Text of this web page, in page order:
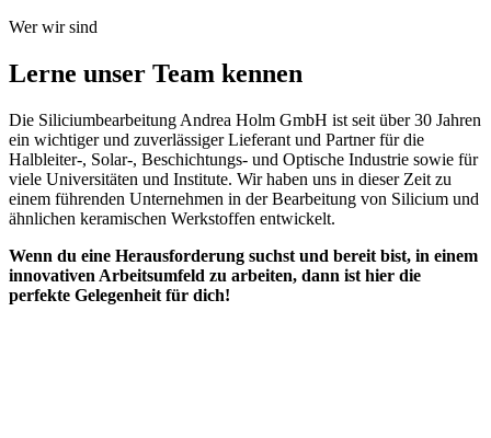
Wer wir sind
Lerne unser Team kennen
Die Siliciumbearbeitung Andrea Holm GmbH ist seit über 30 Jahren
ein wichtiger und zuverlässiger Lieferant und Partner für die
Halbleiter-, Solar-, Beschichtungs- und Optische Industrie sowie für
viele Universitäten und Institute. Wir haben uns in dieser Zeit zu
einem führenden Unternehmen in der Bearbeitung von Silicium und
ähnlichen keramischen Werkstoffen entwickelt.
Wenn du eine Herausforderung suchst und bereit bist, in einem
innovativen Arbeitsumfeld zu arbeiten, dann ist hier die
perfekte Gelegenheit für dich!